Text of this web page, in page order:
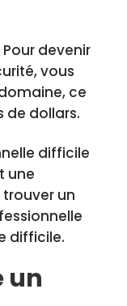
devenir
vous
ce
de dollars.
difficile
une
un
difficile.
un